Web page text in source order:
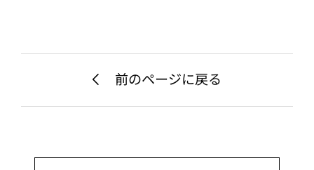
前のページに戻る